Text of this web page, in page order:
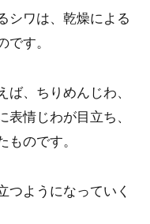
シワは、乾燥による
です。
ば、ちりめんじわ、
表情じわが目立ち、
ものです。
つようになっていく